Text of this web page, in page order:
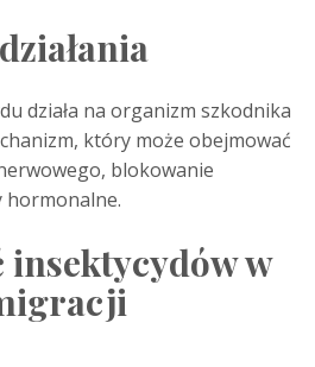
działa na organizm szkodnika
który może obejmować
blokowanie
hormonalne.
insektycydów w